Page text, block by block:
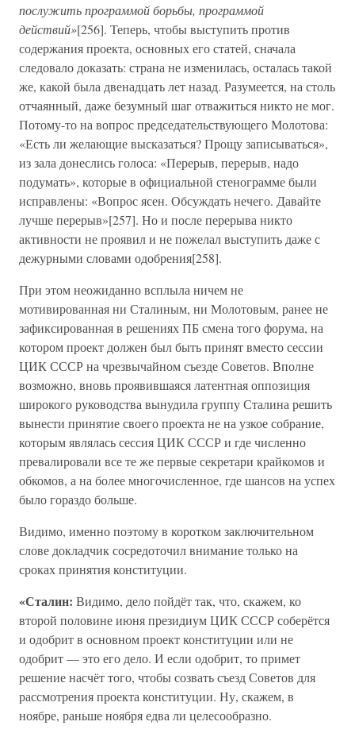
послужить программой борьбы, программой
действий»[256]. Теперь, чтобы выступить против
содержания проекта, основных его статей, сначала
следовало доказать: страна не изменилась, осталась такой
же, какой была двенадцать лет назад. Разумеется, на столь
отчаянный, даже безумный шаг отважиться никто не мог.
Потому-то на вопрос председательствующего Молотова:
«Есть ли желающие высказаться? Прощу записываться»,
из зала донеслись голоса: «Перерыв, перерыв, надо
подумать», которые в официальной стенограмме были
исправлены: «Вопрос ясен. Обсуждать нечего. Давайте
лучше перерыв»[257]. Но и после перерыва никто
активности не проявил и не пожелал выступить даже с
дежурными словами одобрения[258].
При этом неожиданно всплыла ничем не
мотивированная ни Сталиным, ни Молотовым, ранее не
зафиксированная в решениях ПБ смена того форума, на
котором проект должен был быть принят вместо сессии
ЦИК СССР на чрезвычайном съезде Советов. Вполне
возможно, вновь проявившаяся латентная оппозиция
широкого руководства вынудила группу Сталина решить
вынести принятие своего проекта не на узкое собрание,
которым являлась сессия ЦИК СССР и где численно
превалировали все те же первые секретари крайкомов и
обкомов, а на более многочисленное, где шансов на успех
было гораздо больше.
Видимо, именно поэтому в коротком заключительном
слове докладчик сосредоточил внимание только на
сроках принятия конституции.
«Сталин: Видимо, дело пойдёт так, что, скажем, ко
второй половине июня президиум ЦИК СССР соберётся
и одобрит в основном проект конституции или не
одобрит — это его дело. И если одобрит, то примет
решение насчёт того, чтобы созвать съезд Советов для
рассмотрения проекта конституции. Ну, скажем, в
ноябре, раньше ноября едва ли целесообразно.